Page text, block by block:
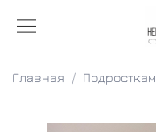
Главная Подросткам